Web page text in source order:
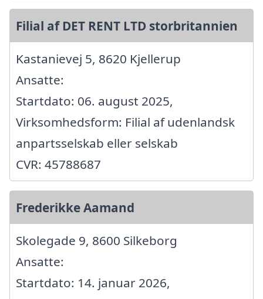
Filial af DET RENT LTD storbritannien
Kastanievej 5, 8620 Kjellerup
Ansatte:
Startdato: 06. august 2025,
Virksomhedsform: Filial af udenlandsk
anpartsselskab eller selskab
CVR: 45788687
Frederikke Aamand
Skolegade 9, 8600 Silkeborg
Ansatte:
Startdato: 14. januar 2026,